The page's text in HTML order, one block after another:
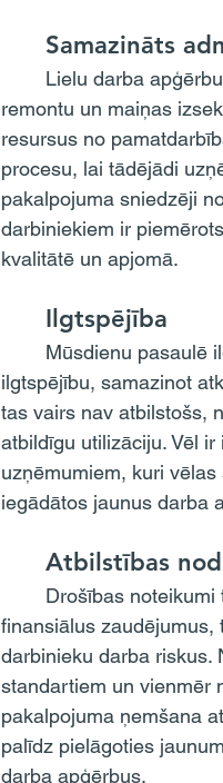
Samazināts
remontu un maiņas
resursus no
procesu, lai tādējādi
pakalpojuma sniedzēji
darbiniekiem ir
kvalitātē un apjomā.
	Ilgtspējība
ilgtspējību, samazinot
tas vairs nav atbilstošs,
atbildīgu utilizāciju. Vēl
uzņēmumiem, kuri
iegādātos jaunus darba
Atbilstības
finansiālus zaudējumus,
darbinieku darba riskus.
standartiem un vienmēr
pakalpojuma ņemšana
palīdz pielāgoties
darba apģērbus.